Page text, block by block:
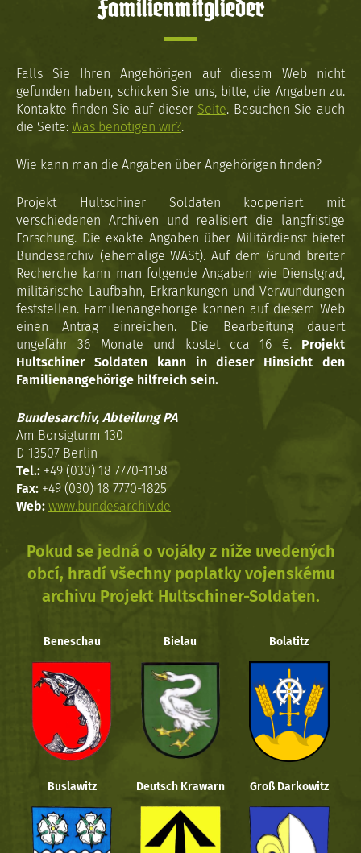
Familienmitglieder
Falls Sie Ihren Angehörigen auf diesem Web nicht
gefunden haben, schicken Sie uns, bitte, die Angaben zu.
Kontakte finden Sie auf dieser Seite. Besuchen Sie auch
die Seite: Was benötigen wir?.
Wie kann man die Angaben über Angehörigen finden?
Projekt Hultschiner Soldaten kooperiert mit
verschiedenen Archiven und realisiert die langfristige
Forschung. Die exakte Angaben über Militärdienst bietet
Bundesarchiv (ehemalige WASt). Auf dem Grund breiter
Recherche kann man folgende Angaben wie Dienstgrad,
militärische Laufbahn, Erkrankungen und Verwundungen
feststellen. Familienangehörige können auf diesem Web
einen Antrag einreichen. Die Bearbeitung dauert
ungefähr 36 Monate und kostet cca 16 €. Projekt
Hultschiner Soldaten kann in dieser Hinsicht den
Familienangehörige hilfreich sein.
Bundesarchiv, Abteilung PA
Am Borsigturm 130
D-13507 Berlin
Tel.: +49 (030) 18 7770-1158
Fax: +49 (030) 18 7770-1825
Web: www.bundesarchiv.de
Pokud se jedná o vojáky z níže uvedených
obcí, hradí všechny poplatky vojenskému
archivu Projekt Hultschiner-Soldaten.
Beneschau Bielau Bolatitz
Buslawitz Deutsch Krawarn Groß Darkowitz